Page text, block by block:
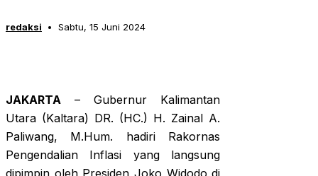
redaksi Sabtu, 15 Juni 2024
JAKARTA – Gubernur Kalimantan
Utara (Kaltara) DR. (HC.) H. Zainal A.
Paliwang, M.Hum. hadiri Rakornas
Pengendalian Inflasi yang langsung